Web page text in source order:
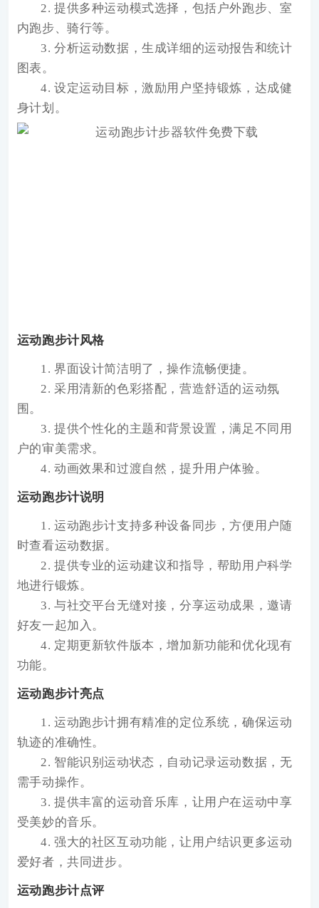
2. 提供多种运动模式选择，包括户外跑步、室
内跑步、骑行等。
3. 分析运动数据，生成详细的运动报告和统计
图表。
4. 设定运动目标，激励用户坚持锻炼，达成健
身计划。
运动跑步计风格
1. 界面设计简洁明了，操作流畅便捷。
2. 采用清新的色彩搭配，营造舒适的运动氛
围。
3. 提供个性化的主题和背景设置，满足不同用
户的审美需求。
4. 动画效果和过渡自然，提升用户体验。
运动跑步计说明
1. 运动跑步计支持多种设备同步，方便用户随
时查看运动数据。
2. 提供专业的运动建议和指导，帮助用户科学
地进行锻炼。
3. 与社交平台无缝对接，分享运动成果，邀请
好友一起加入。
4. 定期更新软件版本，增加新功能和优化现有
功能。
运动跑步计亮点
1. 运动跑步计拥有精准的定位系统，确保运动
轨迹的准确性。
2. 智能识别运动状态，自动记录运动数据，无
需手动操作。
3. 提供丰富的运动音乐库，让用户在运动中享
受美妙的音乐。
4. 强大的社区互动功能，让用户结识更多运动
爱好者，共同进步。
运动跑步计点评